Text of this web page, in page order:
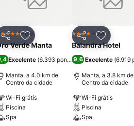
)
PartilharAdicionar aos favoritos
Hotel
Verde Manta
Excelente (6.393 pontuações)
Manta, a 4.0 km de
Centro da cidade
Wi-Fi grátis
Piscina
Spa
Partilhar
4 EstrelasHotel
Balandra Hotel
9,6 Excelente (6.919
Manta, a 3.8 km de
Centro da cidade
Wi-Fi grátis
Piscina
Spa